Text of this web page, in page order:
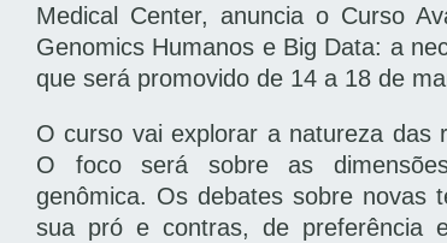
Medical Center, anuncia o Curso
Genomics Humanos e Big Data: a
que será promovido de 14 a 18 de
O curso vai explorar a natureza das
O foco será sobre as
genômica. Os debates sobre novas
sua pró e contras, de preferência